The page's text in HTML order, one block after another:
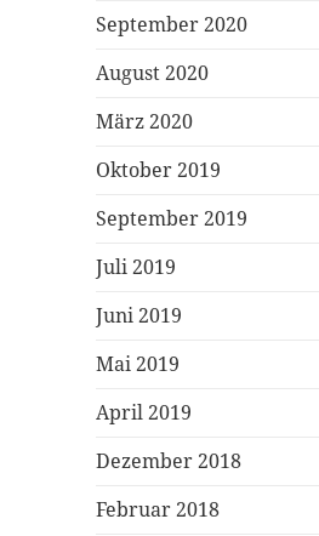
September 2020
August 2020
März 2020
Oktober 2019
September 2019
Juli 2019
Juni 2019
Mai 2019
April 2019
Dezember 2018
Februar 2018